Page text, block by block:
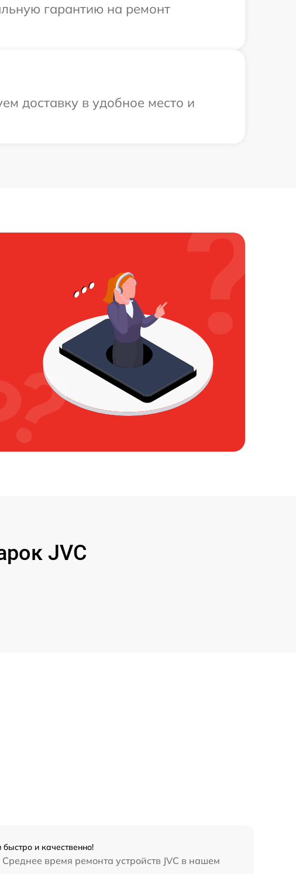
гарантию на ремонт
доставку в удобное место и
JVC
и качественно!
время ремонта устройств JVC в нашем